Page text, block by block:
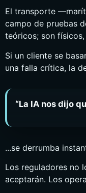
El transporte
campo de pruebas
teóricos; son
Si un cliente se
una falla crítica, la
“La IA nos dijo
...se derrumba
Los reguladores no
aceptarán. Los